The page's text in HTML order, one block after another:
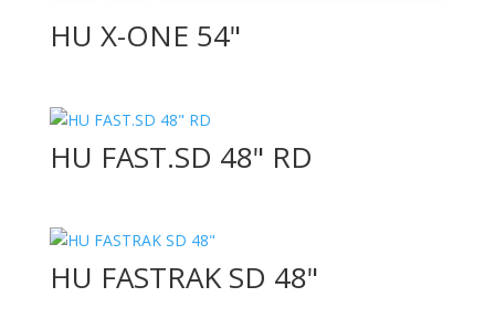
HU X-ONE 54"
HU FAST.SD 48" RD
HU FASTRAK SD 48"